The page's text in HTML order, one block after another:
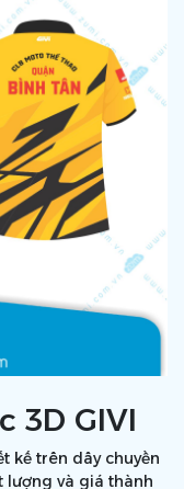
3D GIVI
kế trên dây chuyền
lượng và giá thành